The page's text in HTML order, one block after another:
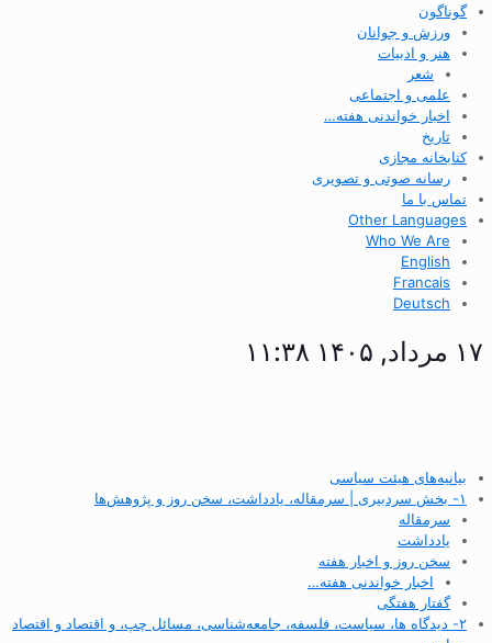
گوناگون
ورزش و جوانان
هنر و ادبیات
شعر
علمی و اجتماعی
اخبار خواندنی هفته…
تاریخ
کتابخانه مجازی
رسانه صوتی و تصویری
تماس با ما
Other Languages
Who We Are
English
Francais
Deutsch
۱۷ مرداد, ۱۴۰۵ ۱۱:۳۸
بیانیه‌های هیئت سیاسی
۱- بخش سردبیری | سرمقاله، یادداشت، سخن روز و پژوهش‌ها
سرمقاله
یادداشت
سخن روز و اخبار هفته
اخبار خواندنی هفته…
گفتار هفتگی
۲- دیدگاه ها، سیاست، فلسفه، جامعه‌شناسی، مسائل چپ، و اقتصاد و اقتصاد